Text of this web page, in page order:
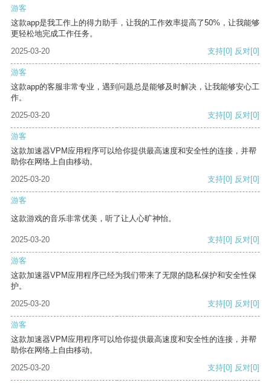
游客
这款app是我工作上的得力助手，让我的工作效率提高了50%，让我能够
更轻松地完成工作任务。
2025-03-20
支持[0] 反对[0]
游客
这款app的客服非常专业，遇到问题总是能够及时解决，让我能够安心工
作。
2025-03-20
支持[0] 反对[0]
游客
这款加速器VPM应用程序可以给你提供最高速度和安全性的连接，并帮
助你在网络上自由移动。
2025-03-20
支持[0] 反对[0]
游客
这款游戏的音乐非常优美，听了让人心旷神怡。
2025-03-20 支持[0] 反对[0]
游客
这款加速器VPM应用程序已经为我们带来了无限的隐私保护和安全性保
护。
2025-03-20
支持[0] 反对[0]
游客
这款加速器VPM应用程序可以给你提供最高速度和安全性的连接，并帮
助你在网络上自由移动。
2025-03-20
支持[0] 反对[0]